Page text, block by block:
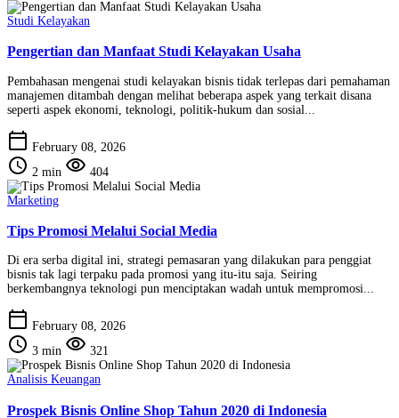
Studi Kelayakan
Pengertian dan Manfaat Studi Kelayakan Usaha
Pembahasan mengenai studi kelayakan bisnis tidak terlepas dari pemahaman
manajemen ditambah dengan melihat beberapa aspek yang terkait disana
seperti aspek ekonomi, teknologi, politik-hukum dan sosial...
calendar_today February 08, 2026
schedule 2 min visibility 404
Marketing
Tips Promosi Melalui Social Media
Di era serba digital ini, strategi pemasaran yang dilakukan para penggiat
bisnis tak lagi terpaku pada promosi yang itu-itu saja. Seiring
berkembangnya teknologi pun menciptakan wadah untuk mempromosi...
calendar_today February 08, 2026
schedule 3 min visibility 321
Analisis Keuangan
Prospek Bisnis Online Shop Tahun 2020 di Indonesia